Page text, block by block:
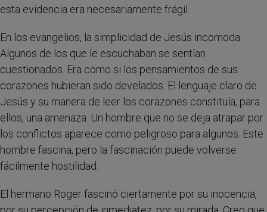
esta evidencia era necesariamente frágil.
En los evangelios, la simplicidad de Jesús incomoda.
Algunos de los que le escuchaban se sentían
cuestionados. Era como si los pensamientos de sus
corazones hubieran sido develados. El lenguaje claro de
Jesús y su manera de leer los corazones constituía, para
ellos, una amenaza. Un hombre que no se deja atrapar por
los conflictos aparece como peligroso para algunos. Este
hombre fascina, pero la fascinación puede volverse
fácilmente hostilidad.
El hermano Roger fascinó ciertamente por su inocencia,